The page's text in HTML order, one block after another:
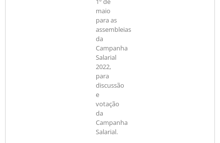
maio
para as
assembleias
da
Campanha
Salarial
2022,
para
discussão
e
votação
da
Campanha
Salarial.